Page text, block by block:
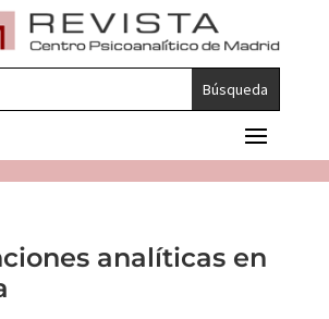
analíticas en